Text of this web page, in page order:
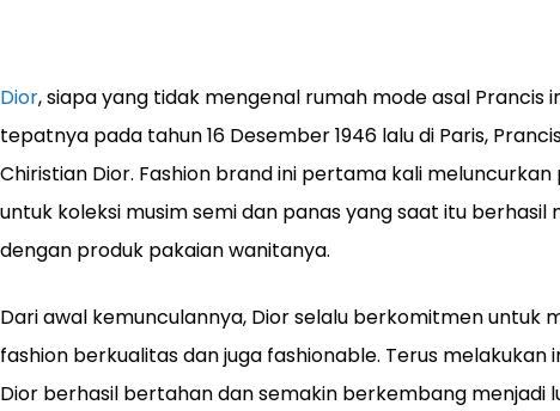
Dior, siapa yang tidak mengenal rumah mode asal Prancis
tepatnya pada tahun 16 Desember 1946 lalu di Paris,
Chiristian Dior. Fashion brand ini pertama kali meluncurkan
untuk koleksi musim semi dan panas yang saat itu berhasil
dengan produk pakaian wanitanya.
Dari awal kemunculannya, Dior selalu berkomitmen untuk
fashion berkualitas dan juga fashionable. Terus melakukan
Dior berhasil bertahan dan semakin berkembang menjadi